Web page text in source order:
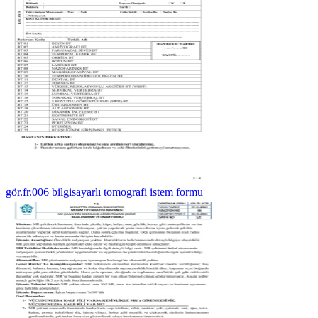
gör.fr.006 bilgisayarlı tomografi istem formu